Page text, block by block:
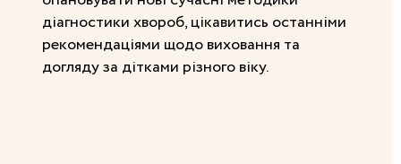
діагностики хвороб, цікавитись останніми
рекомендаціями щодо виховання та
догляду за дітками різного віку.